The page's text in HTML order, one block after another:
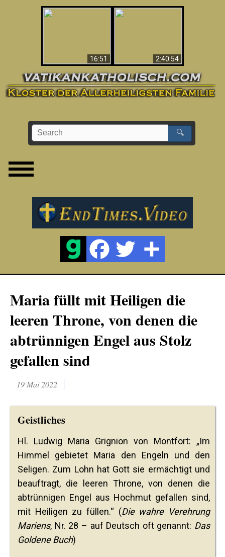
16:51
2:40:54
🔍
Maria füllt mit Heiligen die
leeren Throne, von denen die
abtrünnigen Engel aus Stolz
gefallen sind
19 Mai 2022
Geistliches
Hl. Ludwig Maria Grignion von Montfort: „Im
Himmel gebietet Maria den Engeln und den
Seligen. Zum Lohn hat Gott sie ermächtigt und
beauftragt, die leeren Throne, von denen die
abtrünnigen Engel aus Hochmut gefallen sind,
mit Heiligen zu füllen.“ (Die wahre Verehrung
Mariens, Nr. 28 – auf Deutsch oft genannt: Das
Goldene Buch)